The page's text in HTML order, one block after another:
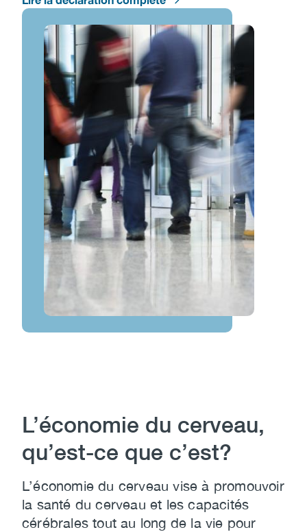
Image
L’économie du cerveau,
qu’est-ce que c’est?
L’économie du cerveau vise à promouvoir
la santé du cerveau et les capacités
cérébrales tout au long de la vie pour